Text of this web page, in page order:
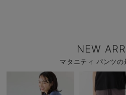
NEW
マタニティ パンツの